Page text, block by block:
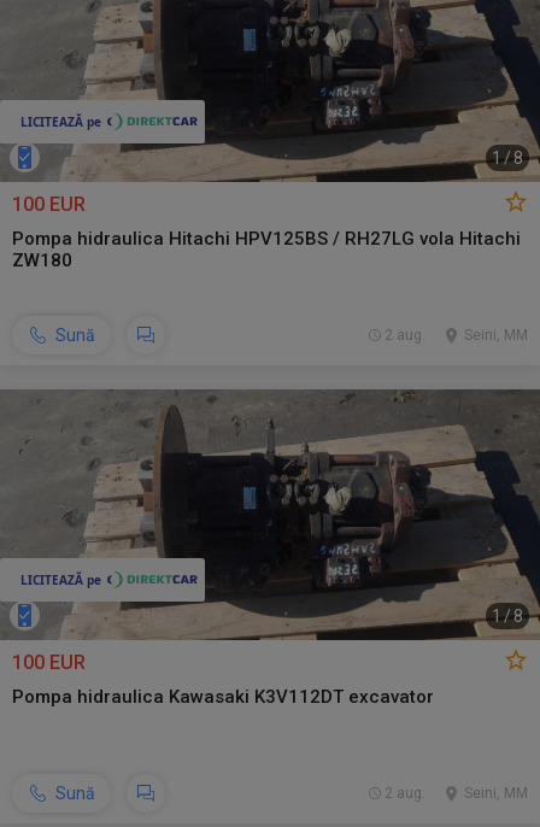
1 /8
100 EUR
Pompa hidraulica Hitachi HPV125BS / RH27LG vola Hitachi
ZW180
Sună Seini, MM
2 aug.
1 /8
100 EUR
Pompa hidraulica Kawasaki K3V112DT excavator
Sună Seini, MM
2 aug.